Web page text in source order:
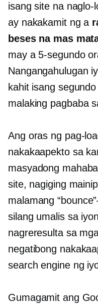
isang site na
ay nakakamit ng a
beses na mas
may a 5-segundo
Nangangahulugan
kahit isang
malaking pagbaba
Ang oras ng pag-
nakakaapekto sa
masyadong
site, nagiging
malamang
silang umalis sa
nagreresulta sa
negatibong
search engine ng
Gumagamit ang